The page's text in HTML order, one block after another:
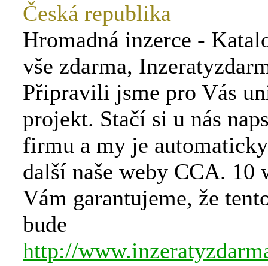
Česká republika
Hromadná inzerce -
vše zdarma,
Připravili jsme pro Vás
projekt. Stačí si u nás
firmu a my je
další naše weby CCA. 10
Vám garantujeme, že
bude
http://